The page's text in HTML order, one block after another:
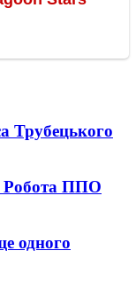
Трубецького
Робота ППО
одного